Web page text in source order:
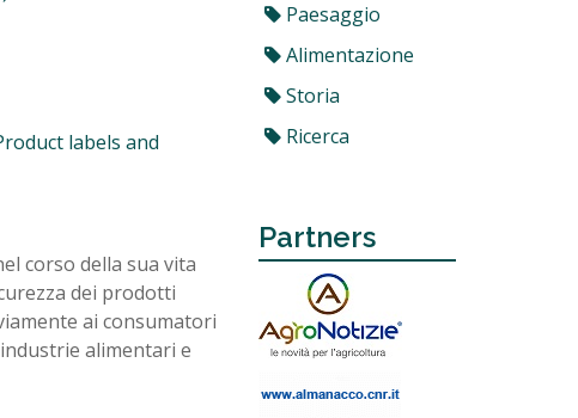
labels and
corso della sua vita
dei prodotti
ai consumatori
alimentari e
Paesaggio
Alimentazione
Storia
Ricerca
Partners